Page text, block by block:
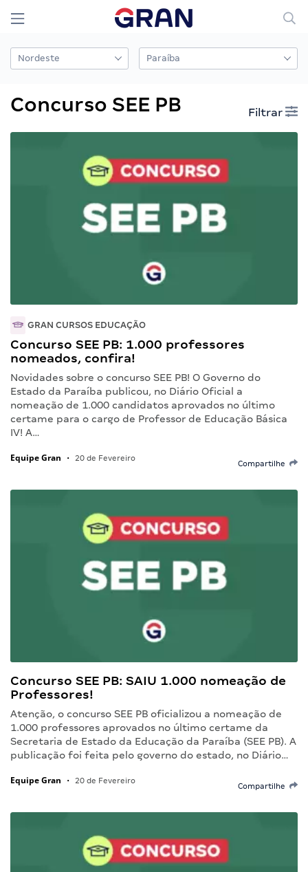
Concurso SEE PB Filtrar
GRAN CURSOS EDUCAÇÃO
Concurso SEE PB: 1.000 professores
nomeados, confira!
Novidades sobre o concurso SEE PB! O Governo do
Estado da Paraíba publicou, no Diário Oficial a
nomeação de 1.000 candidatos aprovados no último
certame para o cargo de Professor de Educação Básica
IV! A…
Equipe Gran • 20 de Fevereiro
Compartilhe
Concurso SEE PB: SAIU 1.000 nomeação de
Professores!
Atenção, o concurso SEE PB oficializou a nomeação de
1.000 professores aprovados no último certame da
Secretaria de Estado da Educação da Paraíba (SEE PB). A
publicação foi feita pelo governo do estado, no Diário…
Equipe Gran • 20 de Fevereiro
Compartilhe